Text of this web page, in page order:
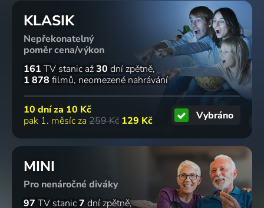
KLASIK
Nepřekonatelný
poměr cena/výkon
161 TV stanic až30 dní zpětně
1 878 filmů neomezené nahrávání
10 dní za 10 Kč
pak 1. měsíc za 259 Kč 129 Kč Vybráno
MINI
Pro nenáročné diváky
97 TV stanic7 dní zpětně